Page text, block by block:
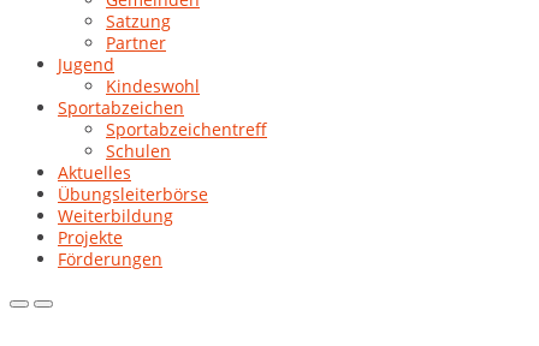
Satzung
Partner
Jugend
Kindeswohl
Sportabzeichen
Sportabzeichentreff
Schulen
Aktuelles
Übungsleiterbörse
Weiterbildung
Projekte
Förderungen
PrimaryPrimary